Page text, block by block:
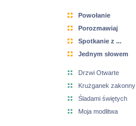
Powołanie
Porozmawiaj
Spotkanie z ...
Jednym słowem
Drzwi Otwarte
Krużganek zakonny
Śladami świętych
Moja modlitwa